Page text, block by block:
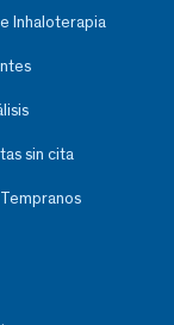
Inhaloterapia
sin cita